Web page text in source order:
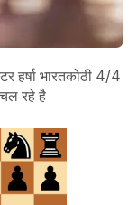
हर्षा भारतकोठी 4/4
रहे है